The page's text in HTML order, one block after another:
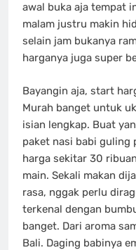
awal buka aja tempat
malam justru makin
selain jam bukanya
harganya juga super
Bayangin aja, start
Murah banget untuk
isian lengkap. Buat
paket nasi babi guling
harga sekitar 30
main. Sekali makan
rasa, nggak perlu
terkenal dengan
banget. Dari aroma
Bali. Daging babinya